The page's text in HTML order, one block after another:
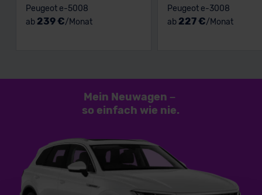
Peugeot e-5008
ab 239 €/Monat
Peugeot e-3008
ab 227 €/Monat
Mein Neuwagen –
so einfach wie nie.